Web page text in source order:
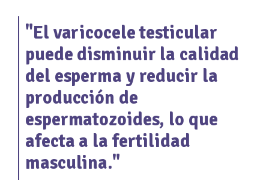
"El varicocele testicular
puede disminuir la calidad
del esperma y reducir la
producción de
espermatozoides, lo que
afecta a la fertilidad
masculina."